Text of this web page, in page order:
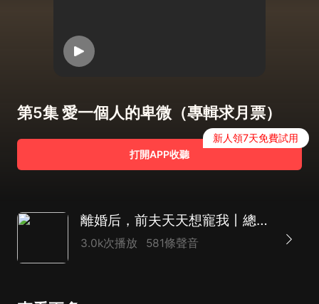
第5集 愛一個人的卑微（專輯求月票）
打開APP收聽
新人領7天免費試用
離婚后，前夫天天想寵我丨總裁豪門丨言情爽文|多人有聲劇
3.0k次播放 581條聲音